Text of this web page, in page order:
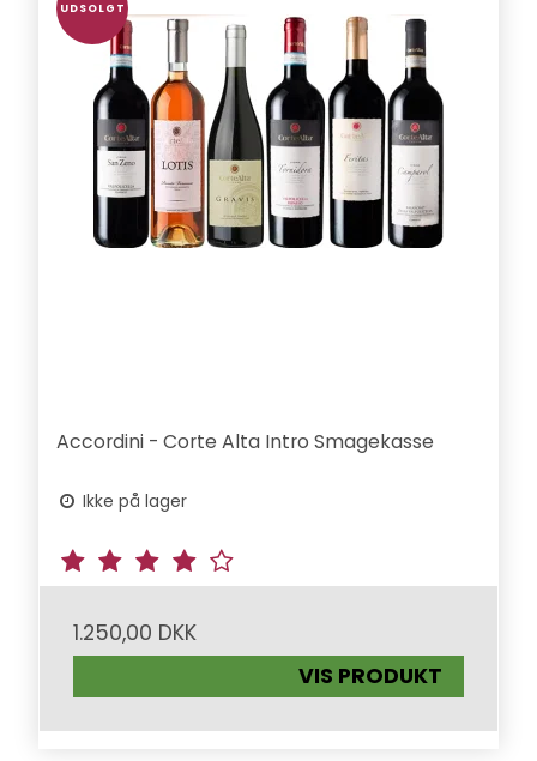
UDSOLGT
Accordini - Corte Alta Intro Smagekasse
Ikke på lager
1.250,00 DKK
VIS PRODUKT